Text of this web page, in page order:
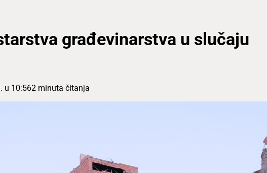
građevinarstva u slučaju
u 10:562 minuta čitanja